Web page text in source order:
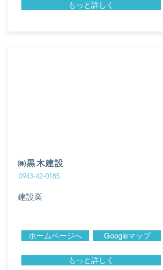
もっと詳しく
㈱黒木建設
0943-42-0185
建設業
ホームページへ Googleマップ
もっと詳しく